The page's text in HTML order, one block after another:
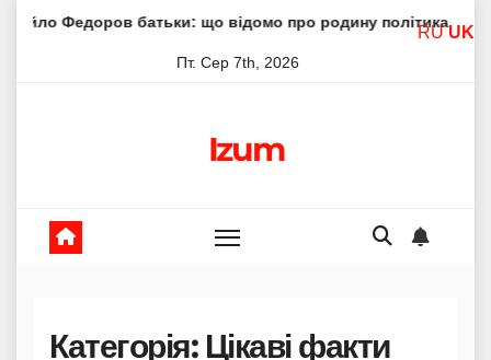
Skip що відомо про родину політика Молитва
Пт. Сер 7th, 2026
Izum
Категорія: Цікаві факти
RU UK